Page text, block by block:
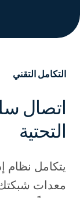
التكامل التقني
اتصال
التحتية
يتكامل نظام
معدات شبكتك